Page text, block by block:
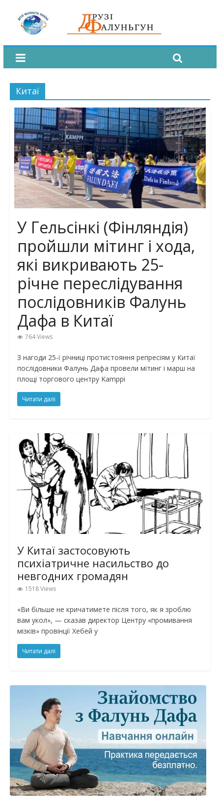
Китаї
У Гельсінкі (Фінляндія)
пройшли мітинг і хода,
які викривають 25-
річне переслідування
послідовників Фалунь
Дафа в Китаї
764 Views
З нагоди 25-ї річниці протистояння репресіям у Китаї
послідовники Фалунь Дафа провели мітинг і марш на
площі торгового центру Kamppi
Читати далі
У Китаї застосовують
психіатричне насильство до
невгодних громадян
1518 Views
«Ви більше не кричатимете після того, як я зроблю
вам укол», — сказав директор Центру «промивання
мізків» провінції Хебей у
Читати далі